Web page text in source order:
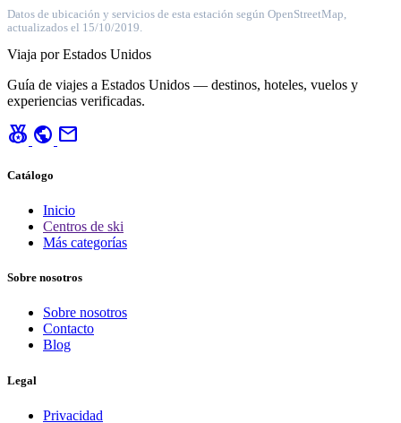
Datos de ubicación y servicios de esta estación según OpenStreetMap,
actualizados el 15/10/2019.
Viaja por Estados Unidos
Guía de viajes a Estados Unidos — destinos, hoteles, vuelos y
experiencias verificadas.
social_leaderboard public mail
Catálogo
Inicio
Centros de ski
Más categorías
Sobre nosotros
Sobre nosotros
Contacto
Blog
Legal
Privacidad